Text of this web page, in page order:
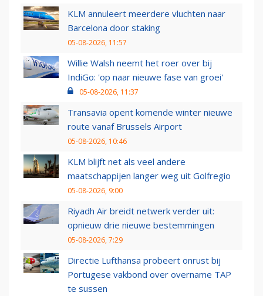
KLM annuleert meerdere vluchten naar
Barcelona door staking
05-08-2026, 11:57
Willie Walsh neemt het roer over bij
IndiGo: 'op naar nieuwe fase van groei'
05-08-2026, 11:37
Transavia opent komende winter nieuwe
route vanaf Brussels Airport
05-08-2026, 10:46
KLM blijft net als veel andere
maatschappijen langer weg uit Golfregio
05-08-2026, 9:00
Riyadh Air breidt netwerk verder uit:
opnieuw drie nieuwe bestemmingen
05-08-2026, 7:29
Directie Lufthansa probeert onrust bij
Portugese vakbond over overname TAP
te sussen